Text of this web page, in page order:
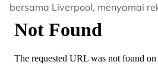
bersama Liverpool, menyamai